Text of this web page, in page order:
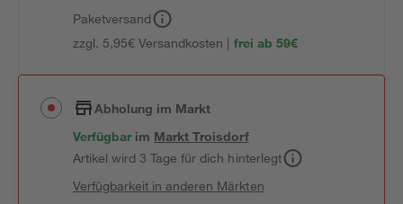
Paketversand
zzgl. 5,95€ Versandkosten | frei ab 59€
Abholung im Markt
Verfügbar im MarktTroisdorf
Artikel wird 3 Tage für dich hinterlegt
Verfügbarkeit in anderen Märkten